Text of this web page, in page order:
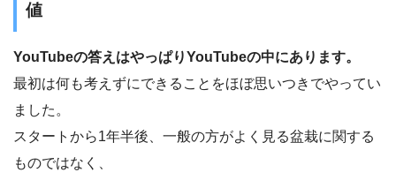
値
YouTubeの答えはやっぱりYouTubeの中にあります。
最初は何も考えずにできることをほぼ思いつきでやってい
ました。
スタートから1年半後、一般の方がよく見る盆栽に関する
ものではなく、